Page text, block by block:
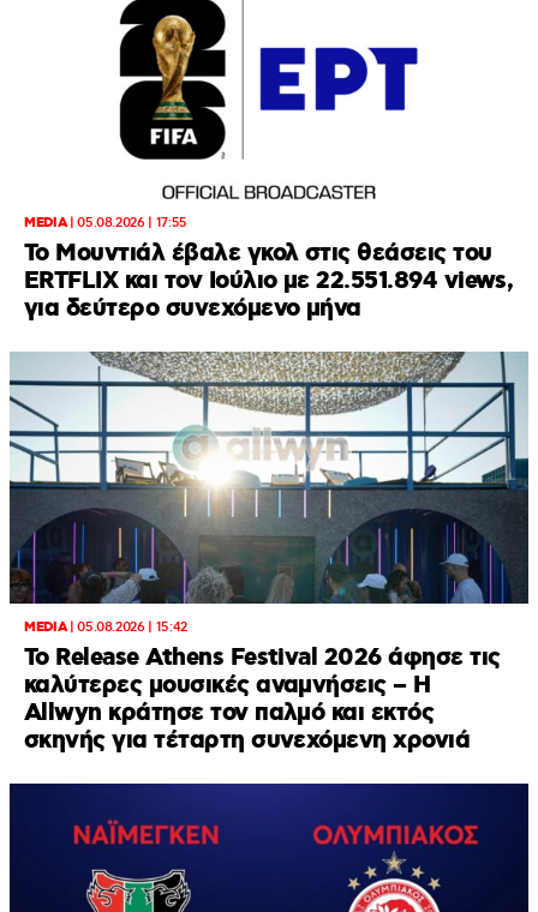
MEDIA|05.08.2026 | 17:55
Το Μουντιάλ έβαλε γκολ στις θεάσεις του
ERTFLIX και τον Ιούλιο με 22.551.894 views,
για δεύτερο συνεχόμενο μήνα
MEDIA|05.08.2026 | 15:42
Το Release Athens Festival 2026 άφησε τις
καλύτερες μουσικές αναμνήσεις – Η
Allwyn κράτησε τον παλμό και εκτός
σκηνής για τέταρτη συνεχόμενη χρονιά